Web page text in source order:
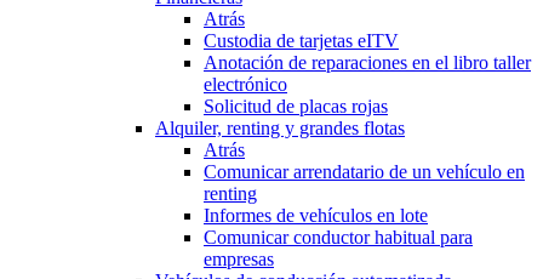
Atrás
Custodia de tarjetas eITV
Anotación de reparaciones en el libro taller
electrónico
Solicitud de placas rojas
Alquiler, renting y grandes flotas
Atrás
Comunicar arrendatario de un vehículo en
renting
Informes de vehículos en lote
Comunicar conductor habitual para
empresas